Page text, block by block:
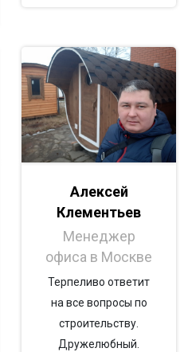
с террасой
с котельной
со вторым светом
с двумя входами
Алексей
Клементьев
Менеджер
офиса в Москве
Терпеливо ответит
на все вопросы по
строительству.
Дружелюбный.